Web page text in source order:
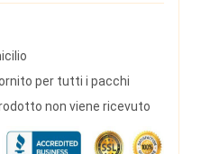
per tutti i pacchi
non viene ricevuto